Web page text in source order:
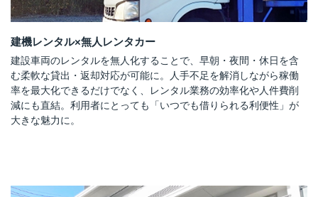
建機レンタル×無人レンタカー
建設車両のレンタルを無人化することで、早朝・夜間・休日を含
む柔軟な貸出・返却対応が可能に。人手不足を解消しながら稼働
率を最大化できるだけでなく、レンタル業務の効率化や人件費削
減にも直結。利用者にとっても「いつでも借りられる利便性」が
大きな魅力に。